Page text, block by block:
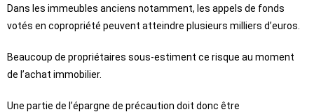
Dans les immeubles anciens notamment, les appels de fonds
votés en copropriété peuvent atteindre plusieurs milliers d’euros.
Beaucoup de propriétaires sous-estiment ce risque au moment
de l’achat immobilier.
Une partie de l’épargne de précaution doit donc être